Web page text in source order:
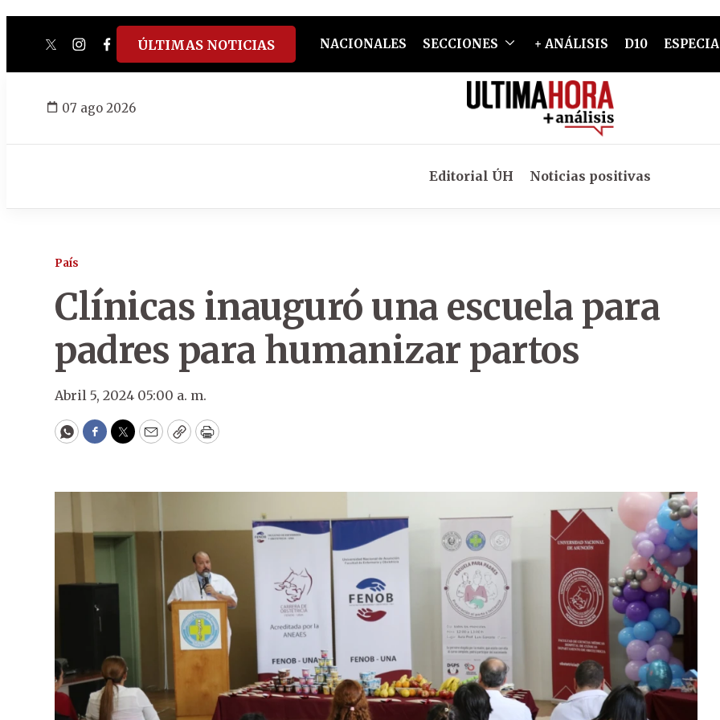
twitterinstagram
facebook
tiktokyoutube
spotify
ÚLTIMAS NOTICIAS NACIONALES SECCIONES + ANÁLISIS D10
07 ago 2026
Editorial ÚH Noticias positivas
País
Clínicas inauguró una escuela para
padres para humanizar partos
Abril 5, 2024 05:00 a. m.
WhatsApp
Facebook
Twitter
EmailCopyPrint